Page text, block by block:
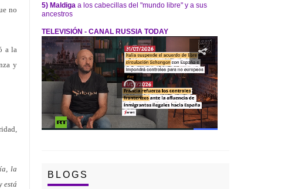
no
a la
y
la
está
5) Maldiga a los cabecillas del "mundo libre" y a sus
ancestros
TELEVISIÓN - CANAL RUSSIA TODAY
BLOGS